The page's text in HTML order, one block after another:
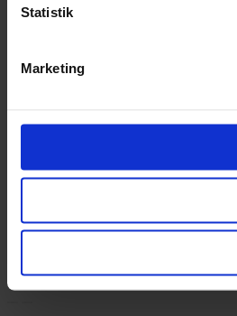
Statistik
Marketing
Cookiepolitik
Copyright © 2022.Design & hosting